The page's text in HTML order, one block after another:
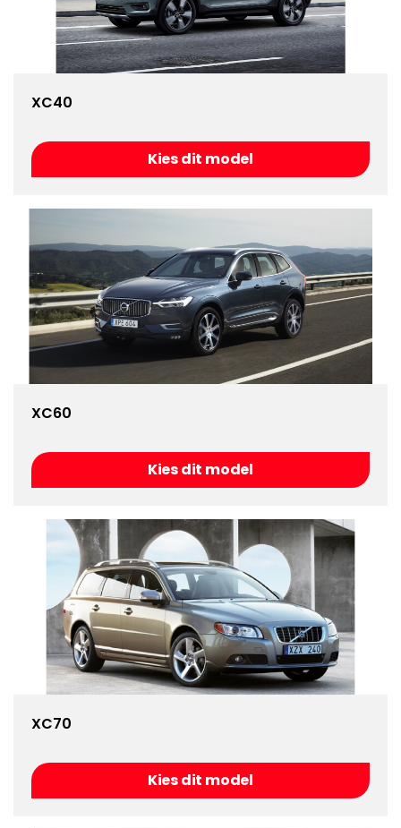
XC40
Kies dit model
XC60
Kies dit model
XC70
Kies dit model